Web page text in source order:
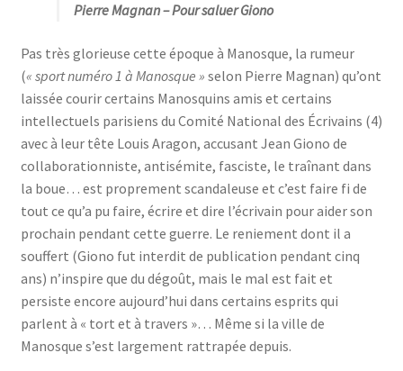
Pierre Magnan– Pour saluer Giono
Pas très glorieuse cette époque à Manosque, la rumeur
(« sport numéro 1 à Manosque » selon Pierre Magnan) qu’ont
laissée courir certains Manosquins amis et certains
intellectuels parisiens du Comité National des Écrivains (4)
avec à leur tête Louis Aragon, accusant Jean Giono de
collaborationniste, antisémite, fasciste, le traînant dans
la boue… est proprement scandaleuse et c’est faire fi de
tout ce qu’a pu faire, écrire et dire l’écrivain pour aider son
prochain pendant cette guerre. Le reniement dont il a
souffert (Giono fut interdit de publication pendant cinq
ans) n’inspire que du dégoût, mais le mal est fait et
persiste encore aujourd’hui dans certains esprits qui
parlent à « tort et à travers »… Même si la ville de
Manosque s’est largement rattrapée depuis.